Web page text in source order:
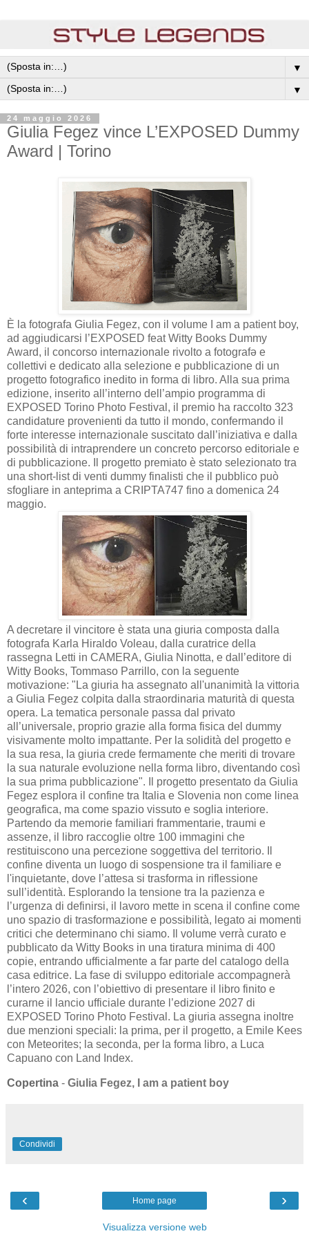
▼
▼
24 maggio 2026
Giulia Fegez vince L’EXPOSED Dummy
Award | Torino
È la fotografa Giulia Fegez, con il volume I am a patient boy,
ad aggiudicarsi l’EXPOSED feat Witty Books Dummy
Award, il concorso internazionale rivolto a fotografə e
collettivi e dedicato alla selezione e pubblicazione di un
progetto fotografico inedito in forma di libro. Alla sua prima
edizione, inserito all’interno dell’ampio programma di
EXPOSED Torino Photo Festival, il premio ha raccolto 323
candidature provenienti da tutto il mondo, confermando il
forte interesse internazionale suscitato dall’iniziativa e dalla
possibilità di intraprendere un concreto percorso editoriale e
di pubblicazione. Il progetto premiato è stato selezionato tra
una short-list di venti dummy finalisti che il pubblico può
sfogliare in anteprima a CRIPTA747 fino a domenica 24
maggio.
A decretare il vincitore è stata una giuria composta dalla
fotografa Karla Hiraldo Voleau, dalla curatrice della
rassegna Letti in CAMERA, Giulia Ninotta, e dall’editore di
Witty Books, Tommaso Parrillo, con la seguente
motivazione: "La giuria ha assegnato all'unanimità la vittoria
a Giulia Fegez colpita dalla straordinaria maturità di questa
opera. La tematica personale passa dal privato
all’universale, proprio grazie alla forma fisica del dummy
visivamente molto impattante. Per la solidità del progetto e
la sua resa, la giuria crede fermamente che meriti di trovare
la sua naturale evoluzione nella forma libro, diventando così
la sua prima pubblicazione". Il progetto presentato da Giulia
Fegez espl ora il confine tra Italia e Slovenia non come linea
geografica, ma come spazio vissuto e soglia interiore.
Partendo da memorie familiari frammentarie, traumi e
assenze, il libro raccoglie oltre 100 immagini che
restituiscono una percezione soggettiva del territorio. Il
confine diventa un luogo di sospensione tra il familiare e
l'inquietante, dove l’attesa si trasforma in riflessione
sull’identità. Esplorando la tensione tra la pazienza e
l’urgenza di definirsi, il lavoro mette in scena il confine come
uno spazio di trasformazione e possibilità, legato ai momenti
critici che determinano chi siamo. Il volume verrà curato e
pubblicato da Witty Books in una tiratura minima di 400
copie, entrando ufficialmente a far parte del catalogo della
casa editrice. La fase di sviluppo editoriale accompagnerà
l’intero 2026, con l’obiettivo di presentare il libro finito e
curarne il lancio ufficiale durante l’edizione 2027 di
EXPOSED Torino Photo Festival. La giuria assegna inoltre
due menzioni speciali: la prima, per il progetto, a Emile Kees
con Meteorites; la seconda, per la forma libro, a Luca
Capuano con Land Index.
Copertina - Giulia Fegez, I am a patient boy
Condividi
‹ ›
Home page
Visualizza versione web